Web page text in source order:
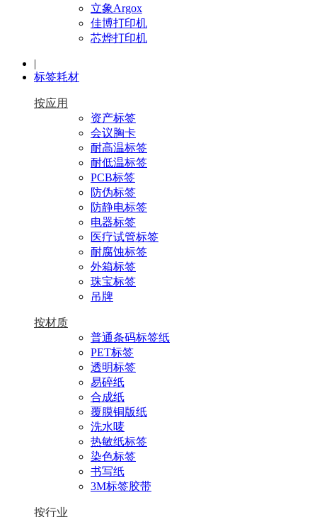
立象Argox
佳博打印机
芯烨打印机
|
标签耗材
按应用
资产标签
会议胸卡
耐高温标签
耐低温标签
PCB标签
防伪标签
防静电标签
电器标签
医疗试管标签
耐腐蚀标签
外箱标签
珠宝标签
吊牌
按材质
普通条码标签纸
PET标签
透明标签
易碎纸
合成纸
覆膜铜版纸
洗水唛
热敏纸标签
染色标签
书写纸
3M标签胶带
按行业